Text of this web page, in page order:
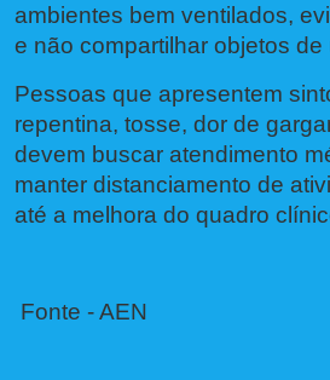
ambientes bem ventilados,
e não compartilhar objetos
Pessoas que apresentem
repentina, tosse, dor de
devem buscar atendimento
manter distanciamento de
até a melhora do quadro
Fonte - AEN